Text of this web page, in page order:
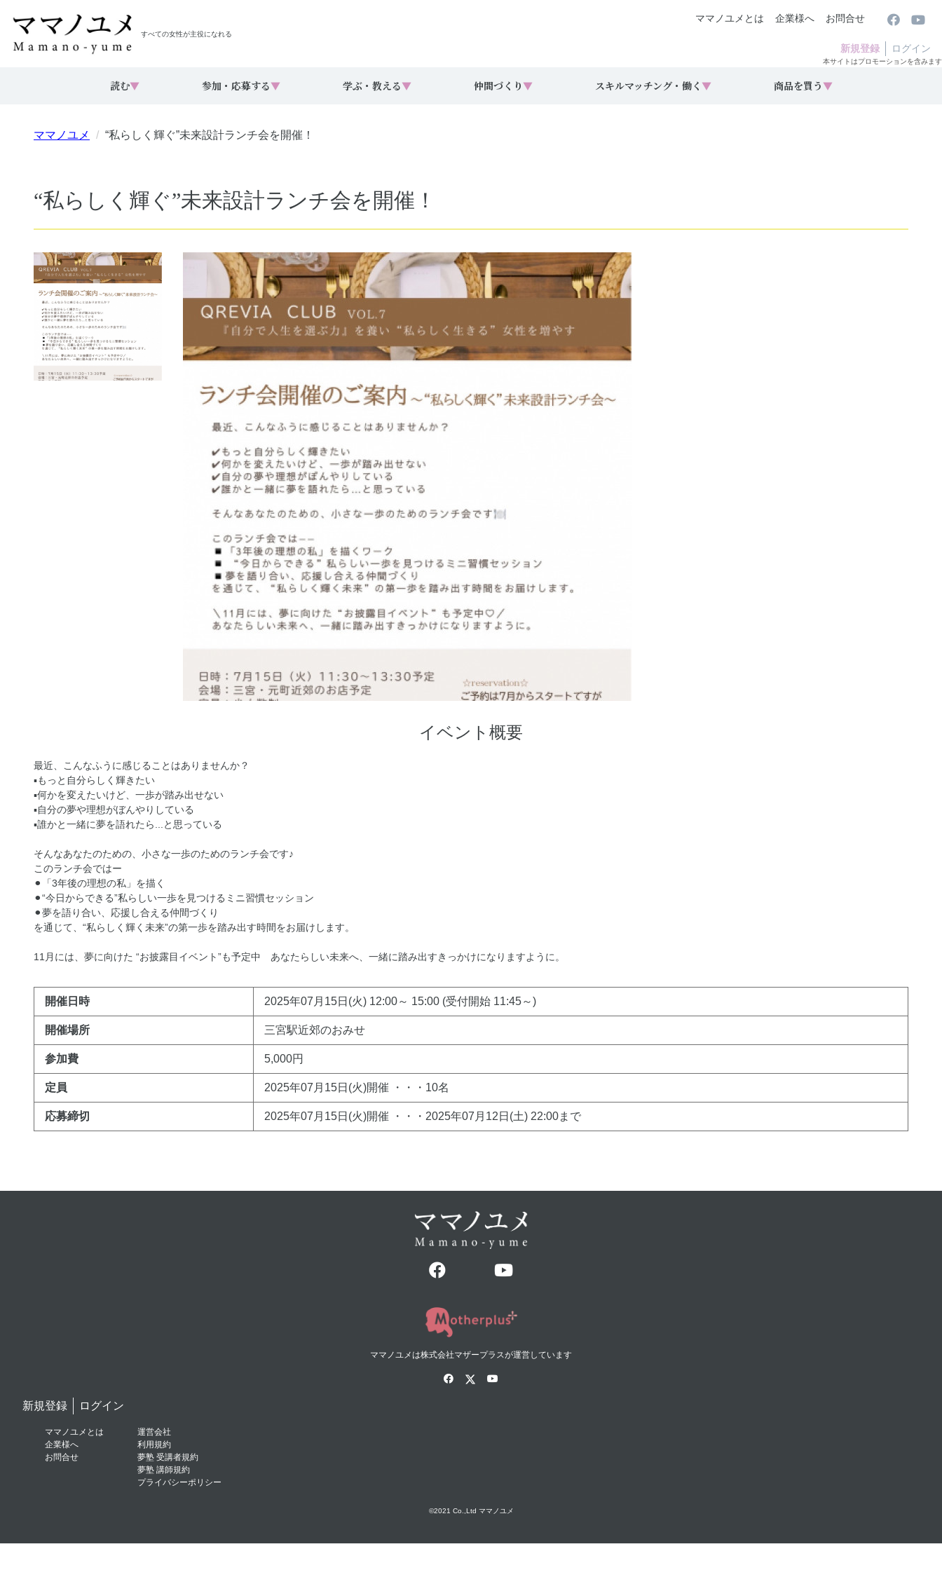
すべての女性が主役になれる
ママノユメとは 企業様へ お問合せ
新規登録 ログイン
本サイトはプロモーションを含みます
読む▼ 参加・応募する▼ 学ぶ・教える▼ 仲間づくり ▼ スキルマッチング・働く ▼ 商品を買う ▼
ママノユメ “私らしく輝ぐ”未来設計ランチ会を開催！
“私らしく輝ぐ”未来設計ランチ会を開催！
イベント概要
最近、こんなふうに感じることはありませんか？
▪️もっと自分らしく輝きたい
▪️何かを変えたいけど、一歩が踏み出せない
▪️自分の夢や理想がぼんやりしている
▪️誰かと一緒に夢を語れたら...と思っている
そんなあなたのための、小さな一歩のためのランチ会です♪
このランチ会ではー
⚫︎「3年後の理想の私」を描く
⚫︎“今日からできる”私らしい一歩を見つけるミニ習慣セッション
⚫︎夢を語り合い、応援し合える仲間づくり
を通じて、“私らしく輝く未来”の第一歩を踏み出す時間をお届けします。
11月には、夢に向けた “お披露目イベント”も予定中 あなたらしい未来へ、一緒に踏み出すきっかけになりますように。
開催日時 2025年07月15日(火) 12:00～ 15:00 (受付開始 11:45～)
開催場所 三宮駅近郊のおみせ
参加費 5,000円
定員 2025年07月15日(火)開催 ・・・10名
応募締切 2025年07月15日(火)開催 ・・・2025年07月12日(土) 22:00まで
ママノユメは株式会社マザープラスが運営しています
新規登録 ログイン
ママノユメとは
企業様へ
お問合せ
運営会社
利用規約
夢塾 受講者規約
夢塾 講師規約
プライバシーポリシー
©2021 Co.,Ltd ママノユメ